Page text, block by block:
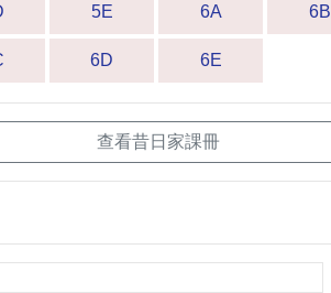
5E 6A 6B
6D 6E
查看昔日家課冊